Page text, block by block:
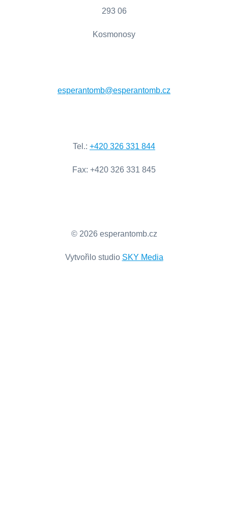
293 06
Kosmonosy
esperantomb@esperantomb.cz
Tel .: +420 326 331 844
Fax: +420 326 331 845
© 2026 esperantomb.cz
Vytvořilo studio SKY Media